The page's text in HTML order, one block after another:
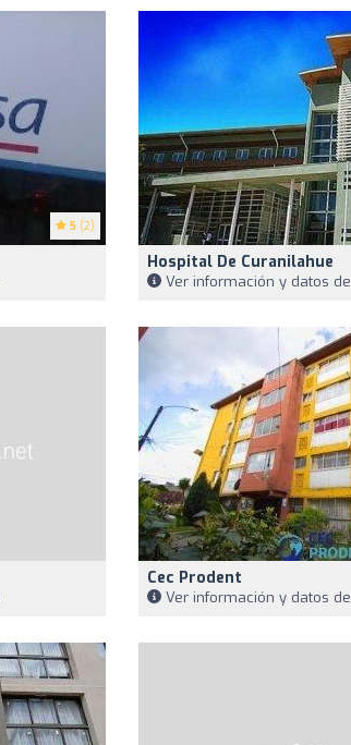
5 (2)
Hospital De Curanilahue
Ver información y datos
Cec Prodent
Ver información y datos